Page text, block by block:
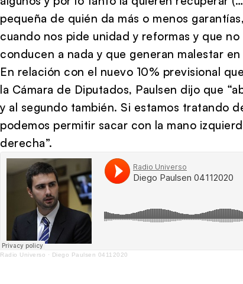
pequeña de quién da más o menos
cuando nos pide unidad y reformas y que
conducen a nada y que generan malestar en
En relación con el nuevo 10% previsional
la Cámara de Diputados, Paulsen dijo que
y al segundo también. Si estamos tratando
podemos permitir sacar con la mano
derecha”.
Radio Universo · Diego Paulsen 04112020